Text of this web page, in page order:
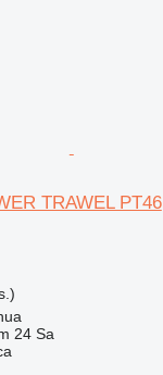
TRAWEL PT46
24 Sa